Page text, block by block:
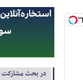
در بحث مشارکت